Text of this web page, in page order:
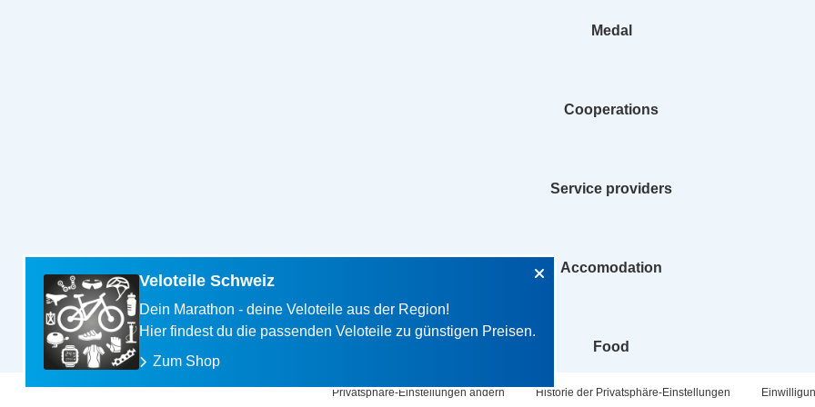
Veloteile Schweiz
Dein Marathon - deine Veloteile aus der Region!
Hier findest du die passenden Veloteile zu günstigen Preisen.
Zum Shop
Medal
Cooperations
Service providers
Accomodation
Food
Privatsphäre-Einstellungen ändern Historie der Privatsphäre-Einstellungen